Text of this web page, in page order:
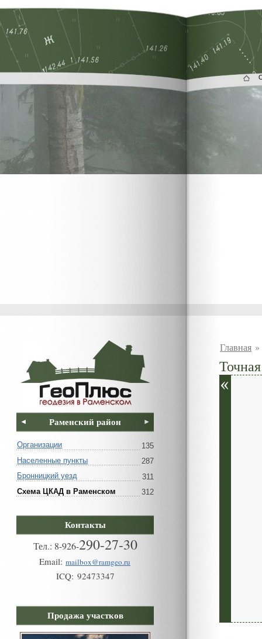
Раменский район
Организации
135
Населенные пункты
287
Бронницкий уезд
311
Схема ЦКАД в Раменском
312
Контакты
Тел.: 8-926-290-27-30
Email: mailbox@ramgeo.ru
ICQ: 92473347
Продажа участков
Главная »